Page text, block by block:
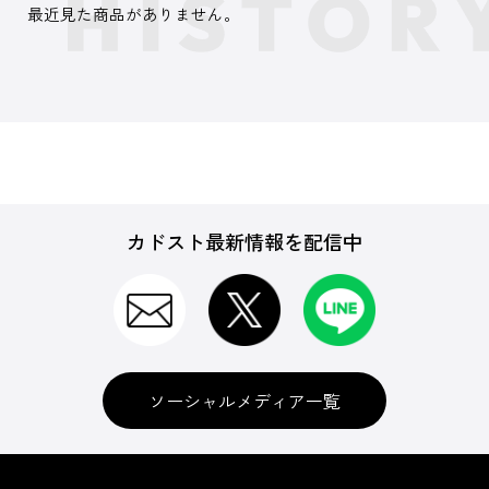
最近見た商品がありません。
カドスト最新情報を配信中
ソーシャルメディア一覧